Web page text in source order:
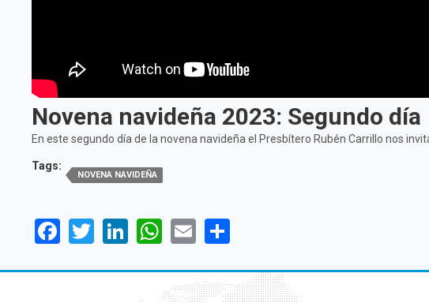
Novena navideña 2023: Segundo día
En este segundo día de la novena navideña el Presbítero Rubén Carrillo nos
Tags:
NOVENA NAVIDEÑA
Facebook
TwitterLinkedIn
WhatsApp
Email